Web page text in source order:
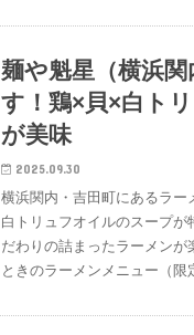
麺や魁星（横浜
す！鶏×貝×白ト
が美味
2025.09.30
横浜関内・吉田町にあるラ
白トリュフオイルのスープが
だわりの詰まったラーメン
ときのラーメンメニュー（